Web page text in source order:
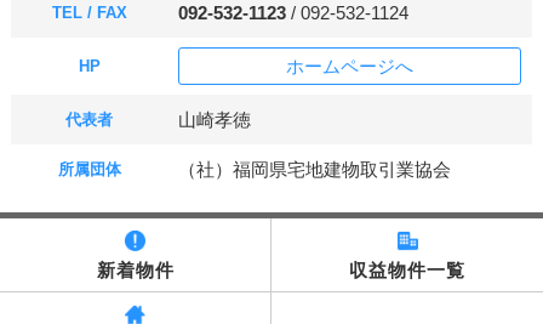
TEL / FAX 092-532-1123/ 092-532-1124
HP ホームページへ
代表者 山崎孝徳
所属団体 （社）福岡県宅地建物取引業協会
新着物件 収益物件一覧